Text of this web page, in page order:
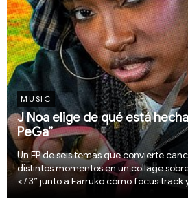
MUSIC
J Noa elige de qué está
PeGa”
Un EP de seis temas que convierte
distintos momentos en un collage
< / 3” junto a Farruko como focus